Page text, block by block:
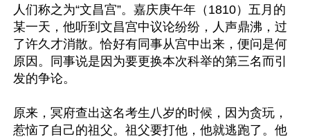
人们称之为“文昌宫”。嘉庆庚午年（1810）五月的
某一天，他听到文昌宫中议论纷纷，人声鼎沸，过
了许久才消散。恰好有同事从宫中出来，便问是何
原因。同事说是因为要更换本次科举的第三名而引
发的争论。
原来，冥府查出这名考生八岁的时候，因为贪玩，
惹恼了自己的祖父。祖父要打他，他就逃跑了。他